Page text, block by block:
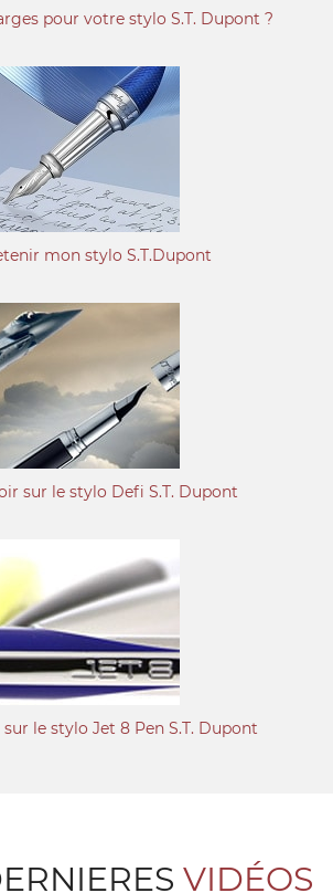
pour votre stylo S.T. Dupont ?
mon stylo S.T.Dupont
sur le stylo Defi S.T. Dupont
le stylo Jet 8 Pen S.T. Dupont
VIDÉOS